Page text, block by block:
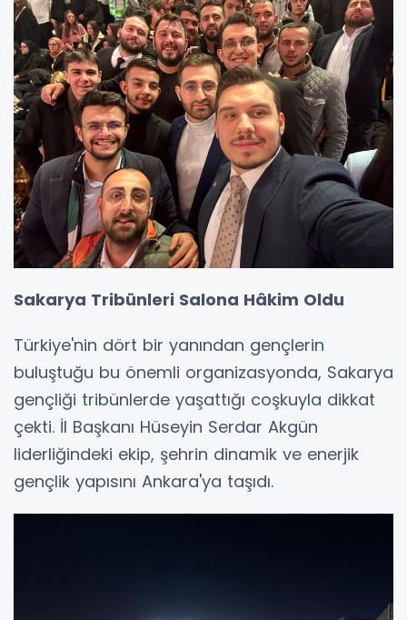
Sakarya Tribünleri Salona Hâkim Oldu
Türkiye'nin dört bir yanından gençlerin
buluştuğu bu önemli organizasyonda, Sakarya
gençliği tribünlerde yaşattığı coşkuyla dikkat
çekti. İl Başkanı Hüseyin Serdar Akgün
liderliğindeki ekip, şehrin dinamik ve enerjik
gençlik yapısını Ankara'ya taşıdı.